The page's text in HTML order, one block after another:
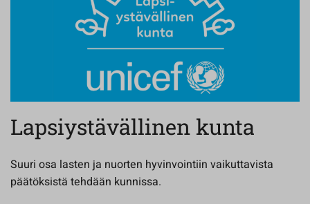
Lapsiystävällinen kunta
Suuri osa lasten ja nuorten hyvinvointiin vaikuttavista
päätöksistä tehdään kunnissa.